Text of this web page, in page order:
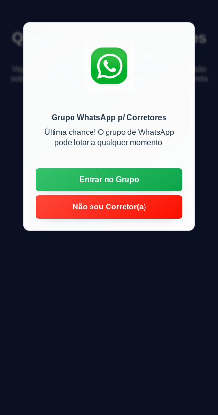
Grupo WhatsApp p/ Corretores
Última chance! O grupo de WhatsApp
pode lotar a qualquer momento.
Entrar no Grupo
Não sou Corretor(a)
Quando entregar as chaves
imóvel financiado?
Veja respostas de especialistas e participe da discussão
sobre mercado imobiliário, financiamento, compra, venda
e locação de imóveis